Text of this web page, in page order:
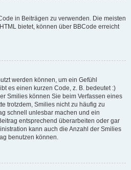
in Beiträgen zu verwenden. Die meisten
bietet, können über BBCode erreicht
werden können, um ein Gefühl
es einen kurzen Code, z. B. bedeutet :)
Smilies können Sie beim Verfassen eines
trotzdem, Smilies nicht zu häufig zu
schnell unlesbar machen und ein
entsprechend überarbeiten oder gar
kann auch die Anzahl der Smilies
benutzen können.